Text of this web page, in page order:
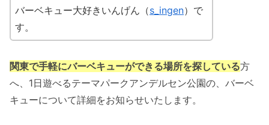
バーベキュー大好きいんげん（s_ingen）で
す。
関東で手軽にバーベキューができる場所を探している方
へ、1日遊べるテーマパークアンデルセン公園の、バーベ
キューについて詳細をお知らせいたします。